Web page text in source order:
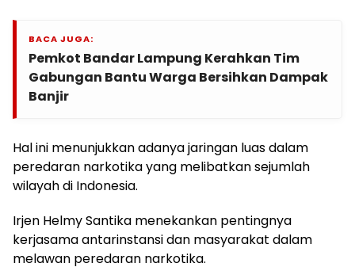
BACA JUGA:
Pemkot Bandar Lampung Kerahkan Tim
Gabungan Bantu Warga Bersihkan Dampak
Banjir
Hal ini menunjukkan adanya jaringan luas dalam
peredaran narkotika yang melibatkan sejumlah
wilayah di Indonesia.
Irjen Helmy Santika menekankan pentingnya
kerjasama antarinstansi dan masyarakat dalam
melawan peredaran narkotika.